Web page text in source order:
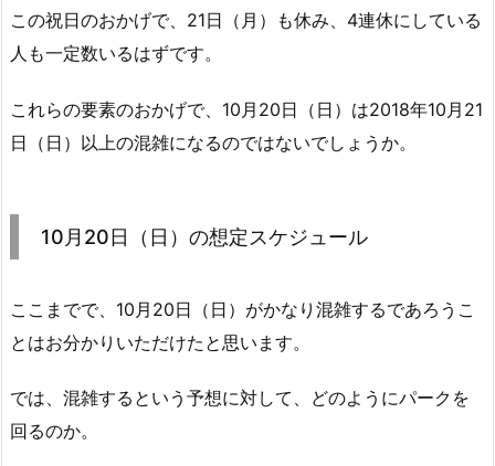
この祝日のおかげで、21日（月）も休み、4連休にしている
人も一定数いるはずです。
これらの要素のおかげで、10月20日（日）は2018年10月21
日（日）以上の混雑になるのではないでしょうか。
10月20日（日）の想定スケジュール
ここまでで、10月20日（日）がかなり混雑するであろうこ
とはお分かりいただけたと思います。
では、混雑するという予想に対して、どのようにパークを
回るのか。